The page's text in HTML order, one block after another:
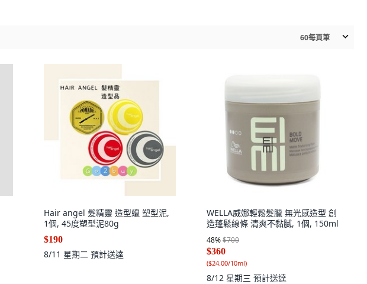
60每頁筆
Hair angel 髮精靈 造型蠟 塑型泥,
1個, 45度塑型泥80g
$190
8/11 星期二 預計送達
WELLA威娜輕鬆髮臘 無光感造型 創
造蓬鬆線條 清爽不黏膩, 1個, 150ml
48%$700
$360
($24.00/10ml)
8/12 星期三 預計送達